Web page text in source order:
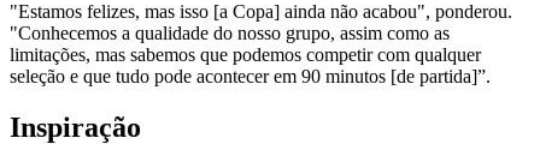
"Estamos felizes, mas isso [a Copa] ainda não acabou", ponderou.
"Conhecemos a qualidade do nosso grupo, assim como as
limitações, mas sabemos que podemos competir com qualquer
seleção e que tudo pode acontecer em 90 minutos [de partida]”.
Inspiração